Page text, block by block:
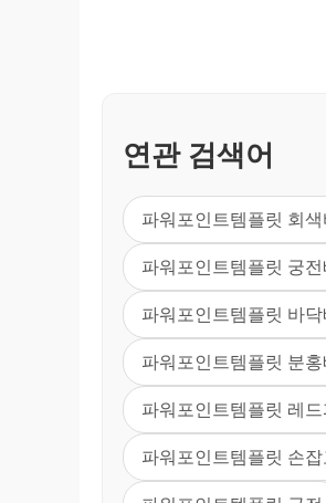
연관 검색어
파워포인트템플릿 회
파워포인트템플릿 궁전
파워포인트템플릿 바닥
파워포인트템플릿 분홍
파워포인트템플릿 레드
파워포인트템플릿 손잡